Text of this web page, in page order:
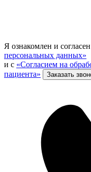
Я ознакомлен и
персональных данных»
и с «Согласием на
пациента»
Заказать